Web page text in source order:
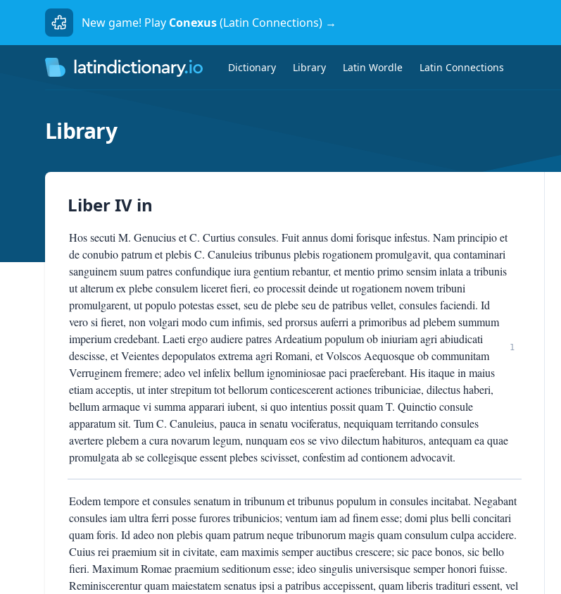
New game! Play Conexus(Latin Connections) →
Dictionary Library Latin Wordle Latin Connections
Library
Liber IV in
Hos secuti M. Genucius et C. Curtius consules. Fuit annus domi forisque infestus. Nam principio et
de conubio patrum et plebis C. Canuleius tribunus plebis rogationem promulgavit, qua contaminari
sanguinem suum patres confundique iura gentium rebantur, et mentio primo sensim inlata a tribunis
ut alterum ex plebe consulem liceret fieri, eo processit deinde ut rogationem novem tribuni
promulgarent, ut populo potestas esset, seu de plebe seu de patribus vellet, consules faciendi. Id
vero si fieret, non volgari modo cum infimis, sed prorsus auferri a primoribus ad plebem summum
imperium credebant. Laeti ergo audiere patres Ardeatium populum ob iniuriam agri abiudicati
descisse, et Veientes depopulatos extrema agri Romani, et Volscos Aequosque ob communitam
Verruginem fremere; adeo vel infelix bellum ignominiosae paci praeferebant. His itaque in maius
etiam acceptis, ut inter strepitum tot bellorum conticescerent actiones tribuniciae, dilectus haberi,
bellum armaque vi summa apparari iubent, si quo intentius possit quam T. Quinctio consule
apparatum sit. Tum C. Canuleius, pauca in senatu vociferatus, nequiquam territando consules
avertere plebem a cura novarum legum, nunquam eos se vivo dilectum habituros, antequam ea quae
promulgata ab se collegisque essent plebes scivisset, confestim ad contionem advocavit.
1
Eodem tempore et consules senatum in tribunum et tribunus populum in consules incitabat. Negabant
consules iam ultra ferri posse furores tribunicios; ventum iam ad finem esse; domi plus belli concitari
quam foris. Id adeo non plebis quam patrum neque tribunorum magis quam consulum culpa accidere.
Cuius rei praemium sit in civitate, eam maximis semper auctibus crescere; sic pace bonos, sic bello
fieri. Maximum Romae praemium seditionum esse; ideo singulis universisque semper honori fuisse.
Reminiscerentur quam maiestatem senatus ipsi a patribus accepissent, quam liberis tradituri essent, vel